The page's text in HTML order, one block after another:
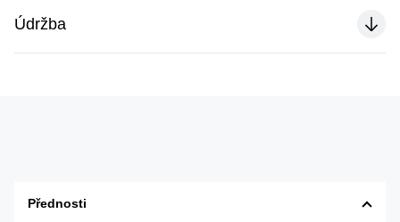
Údržba
Přednosti